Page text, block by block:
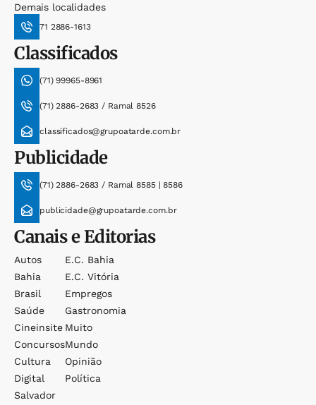
Demais localidades
71 2886-1613
Classificados
(71) 99965-8961
(71) 2886-2683 / Ramal 8526
classificados@grupoatarde.com.br
Publicidade
(71) 2886-2683 / Ramal 8585 | 8586
publicidade@grupoatarde.com.br
Canais e Editorias
Autos
Bahia
Brasil
Saúde
Cineinsite
Concursos
Cultura
Digital
Salvador
E.c. Bahia
E.c. Vitória
Empregos
Gastronomia
Muito
Mundo
Opinião
Política